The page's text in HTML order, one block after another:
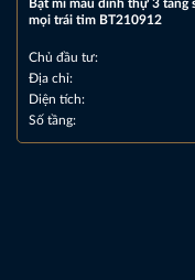
Bật mí mẫu dinh thự 3
mọi trái tim BT210912
Chủ đầu tư:
Địa chỉ:
Diện tích:
Số tầng: